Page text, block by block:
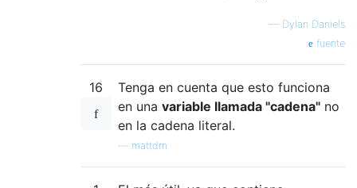
— Dylan Daniels
fuente
16
Tenga en cuenta que esto funciona
en una variable llamada "cadena" no
en la cadena literal.
mattdm